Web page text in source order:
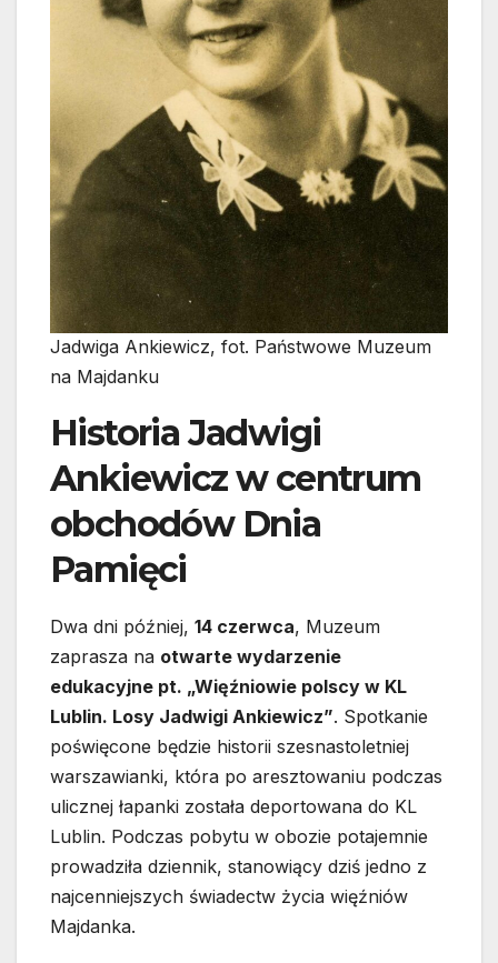
Jadwiga Ankiewicz, fot. Państwowe Muzeum
na Majdanku
Historia Jadwigi
Ankiewicz w centrum
obchodów Dnia
Pamięci
Dwa dni później, 14 czerwca, Muzeum
zaprasza na otwarte wydarzenie
edukacyjne pt. „Więźniowie polscy w KL
Lublin. Losy Jadwigi Ankiewicz”. Spotkanie
poświęcone będzie historii szesnastoletniej
warszawianki, która po aresztowaniu podczas
ulicznej łapanki została deportowana do KL
Lublin. Podczas pobytu w obozie potajemnie
prowadziła dziennik, stanowiący dziś jedno z
najcenniejszych świadectw życia więźniów
Majdanka.